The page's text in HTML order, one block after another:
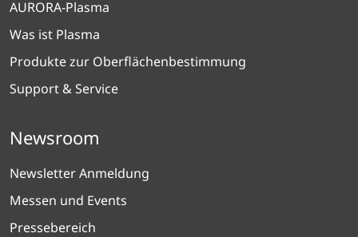
AURORA-Plasma
Was ist Plasma
Produkte zur Oberflächenbestimmung
Support & Service
Newsroom
Newsletter Anmeldung
Messen und Events
Pressebereich